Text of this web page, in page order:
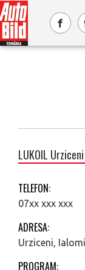
LUKOIL Urziceni
TELEFON:
07xx xxx xxx
ADRESA:
Urziceni,
PROGRAM: